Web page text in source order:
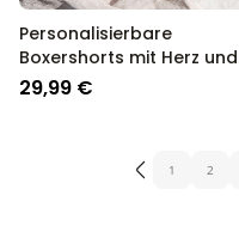
Personalisierbare
Boxershorts mit Herz und
Initialen
29,99 €
1 2